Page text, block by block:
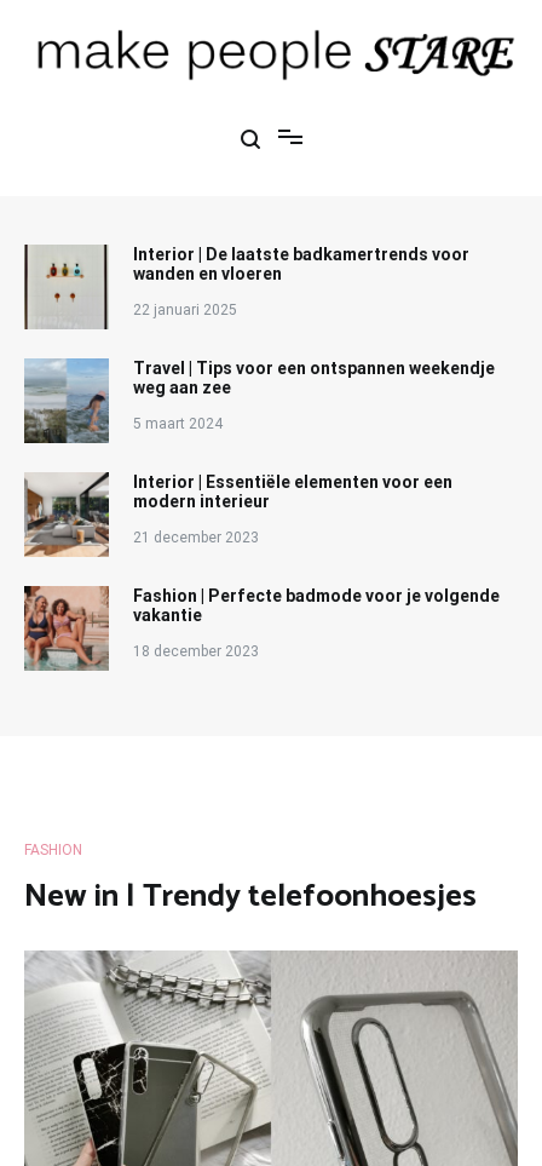
Interior | De laatste badkamertrends voor
wanden en vloeren
22 januari 2025
Travel | Tips voor een ontspannen weekendje
weg aan zee
5 maart 2024
Interior | Essentiële elementen voor een
modern interieur
21 december 2023
Fashion | Perfecte badmode voor je volgende
vakantie
18 december 2023
FASHION
New in | Trendy telefoonhoesjes